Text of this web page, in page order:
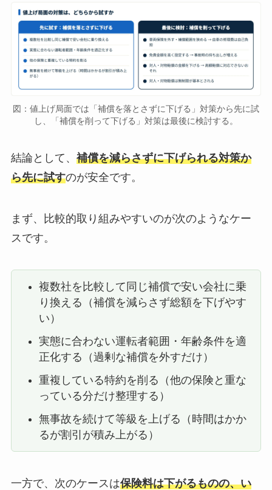
図：値上げ局面では「補償を落とさずに下げる」対策から先に試
し、「補償を削って下げる」対策は最後に検討する。
結論として、 補償を減らさずに下げられる対策か
ら先に試すのが安全です。
まず、比較的取り組みやすいのが次のようなケー
スです。
複数社を比較して同じ補償で安い会社に乗
り換える（補償を減らさず総額を下げやす
い）
実態に合わない運転者範囲・年齢条件を適
正化する（過剰な補償を外すだけ）
重複している特約を削る（他の保険と重な
っている分だけ整理する）
無事故を続けて等級を上げる（時間はかか
るが割引が積み上がる）
一方で、次のケースは保険料は下がるものの、い